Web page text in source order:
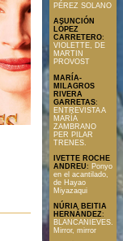
PÉREZ SOLANO
ASUNCIÓN
LÓPEZ
CARRETERO:
VIOLETTE, DE
MARTIN
PROVOST
MARÍA-
MILAGROS
RIVERA
GARRETAS:
ENTREVISTA A
MARÍA
ZAMBRANO
PER PILAR
TRENES.
IVETTE ROCHE
ANDREU: Ponyo
en el acantilado,
de Hayao
Miyazaqui
NÚRIA BEITIA
HERNÁNDEZ:
BLANCANIEVES.
Mirror, mirror